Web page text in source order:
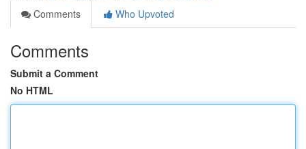
Comments
Who Upvoted
Comments
Submit a Comment
No HTML